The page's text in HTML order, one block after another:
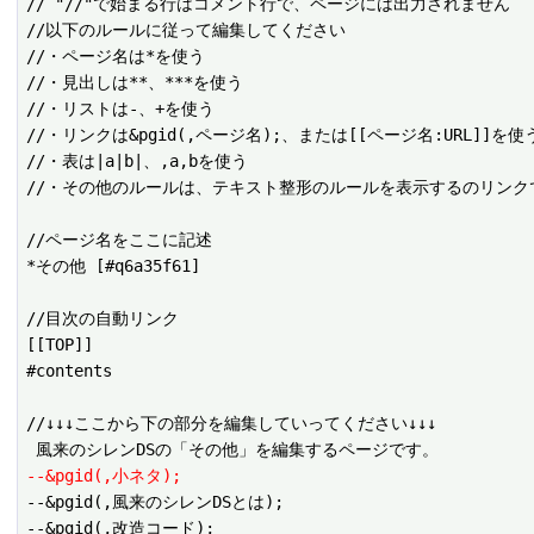
//以下のルールに従って編集してください
//・ページ名は*を使う
//・見出しは**、***を使う
//・リストは-、+を使う
//・リンクは&pgid(,ページ名);、または[[ページ名:URL]]を使
//・表は|a|b|、,a,bを使う
//・その他のルールは、テキスト整形のルールを表示するのリンク
//ページ名をここに記述
*その他 [#q6a35f61]
//目次の自動リンク
[[TOP]]
#contents
//↓↓↓ここから下の部分を編集していってください↓↓↓
--&pgid(,小ネタ);
--&pgid(,風来のシレンDSとは);
--&pgid(,改造コード);